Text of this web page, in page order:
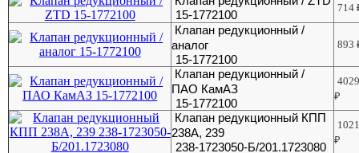
15-1772100
714
Клапан редукционный /
аналог
15-1772100
893
Клапан редукционный /
ПАО КамАЗ
15-1772100
₽
Клапан редукционный КПП
238А, 239
238-1723050-Б/201.1723080
₽